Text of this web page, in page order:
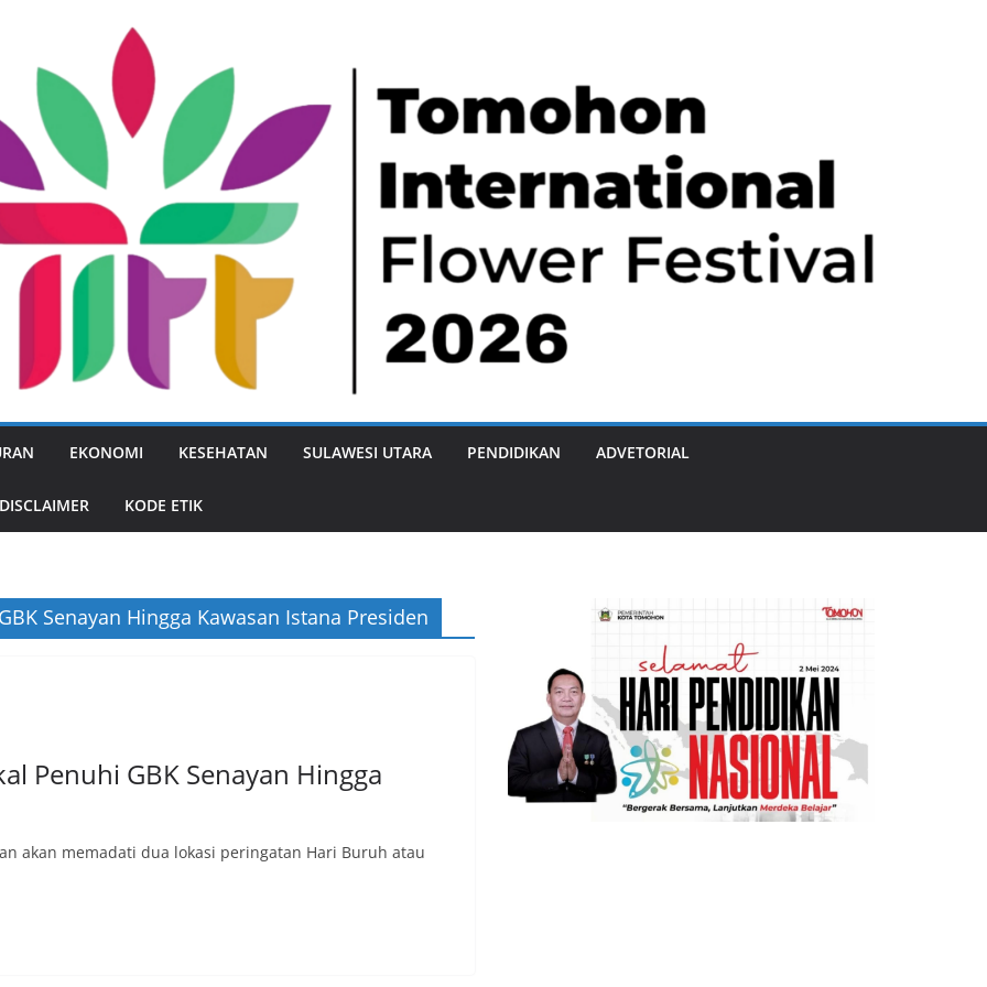
EKONOMI KESEHATAN SULAWESI UTARA PENDIDIKAN ADVETORIAL
DISCLAIMER KODE ETIK
Senayan Hingga Kawasan Istana Presiden
Penuhi GBK Senayan Hingga
akan memadati dua lokasi peringatan Hari Buruh atau